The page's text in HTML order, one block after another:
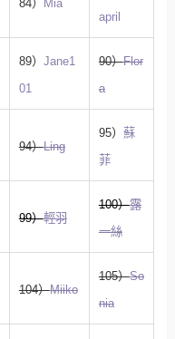
84） Mia
april
89） Jane1
01
90）Flor
a
94）Ling
95） 蘇
菲
99）輕羽
100）露
一絲
104）Miiko
105）So
nia